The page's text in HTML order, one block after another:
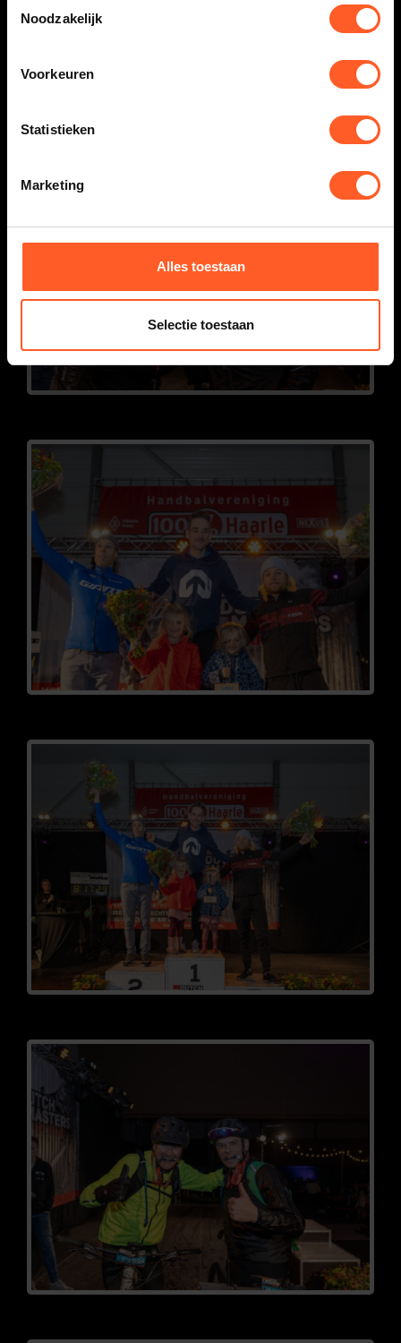
Noodzakelijk
Voorkeuren
Statistieken
Marketing
Alles toestaan
Selectie toestaan